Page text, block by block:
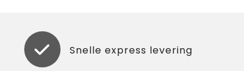
Snelle express levering